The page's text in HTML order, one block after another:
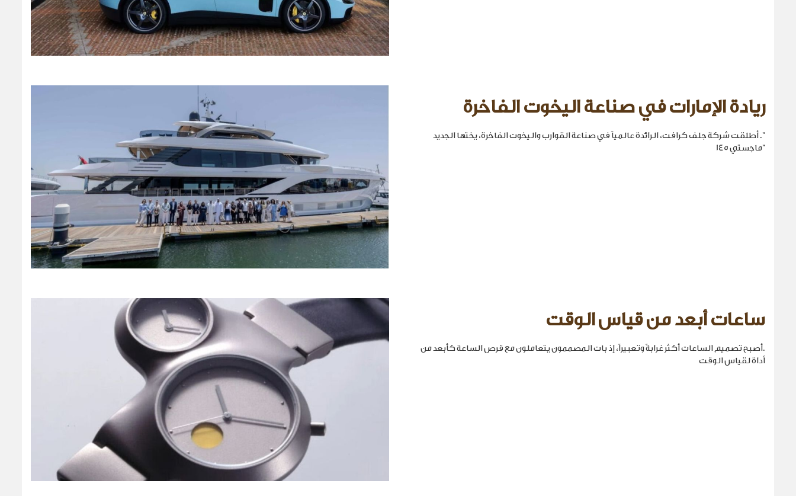
ريادة الإمارات في صناعة اليخوت الفاخرة
". أطلقت شركة جلف كرافت، الرائدة عالمياً في صناعة القوارب واليخوت الفاخرة، يختها الجديد
"ماجستي 145
ساعات أبعد من قياس الوقت
.أصبح تصميم الساعات أكثر غرابةً وتعبيراً، إذ بات المصممون يتعاملون مع قرص الساعة كأبعد من
أداة لقياس الوقت